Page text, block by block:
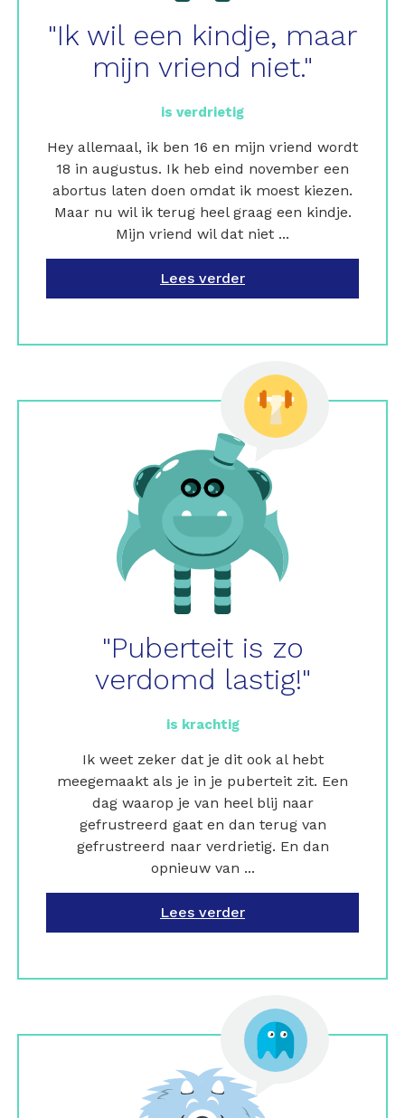
"Ik wil een kindje, maar
mijn vriend niet."
is verdrietig
Hey allemaal, ik ben 16 en mijn vriend wordt
18 in augustus. Ik heb eind november een
abortus laten doen omdat ik moest kiezen.
Maar nu wil ik terug heel graag een kindje.
Mijn vriend wil dat niet ...
Lees verder
"Puberteit is zo
verdomd lastig!"
is krachtig
Ik weet zeker dat je dit ook al hebt
meegemaakt als je in je puberteit zit. Een
dag waarop je van heel blij naar
gefrustreerd gaat en dan terug van
gefrustreerd naar verdrietig. En dan
opnieuw van ...
Lees verder